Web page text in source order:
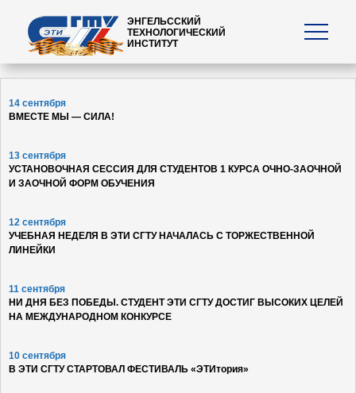
ЭНГЕЛЬССКИЙ
ТЕХНОЛОГИЧЕСКИЙ
ИНСТИТУТ
14 сентября
ВМЕСТЕ МЫ — СИЛА!
13 сентября
УСТАНОВОЧНАЯ СЕССИЯ ДЛЯ СТУДЕНТОВ 1 КУРСА ОЧНО-ЗАОЧНОЙ
И ЗАОЧНОЙ ФОРМ ОБУЧЕНИЯ
12 сентября
УЧЕБНАЯ НЕДЕЛЯ В ЭТИ СГТУ НАЧАЛАСЬ С ТОРЖЕСТВЕННОЙ
ЛИНЕЙКИ
11 сентября
НИ ДНЯ БЕЗ ПОБЕДЫ. СТУДЕНТ ЭТИ СГТУ ДОСТИГ ВЫСОКИХ ЦЕЛЕЙ
НА МЕЖДУНАРОДНОМ КОНКУРСЕ
10 сентября
В ЭТИ СГТУ СТАРТОВАЛ ФЕСТИВАЛЬ «ЭТИтория»